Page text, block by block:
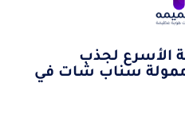
الأسرع لجذب
ممولة سناب شات في